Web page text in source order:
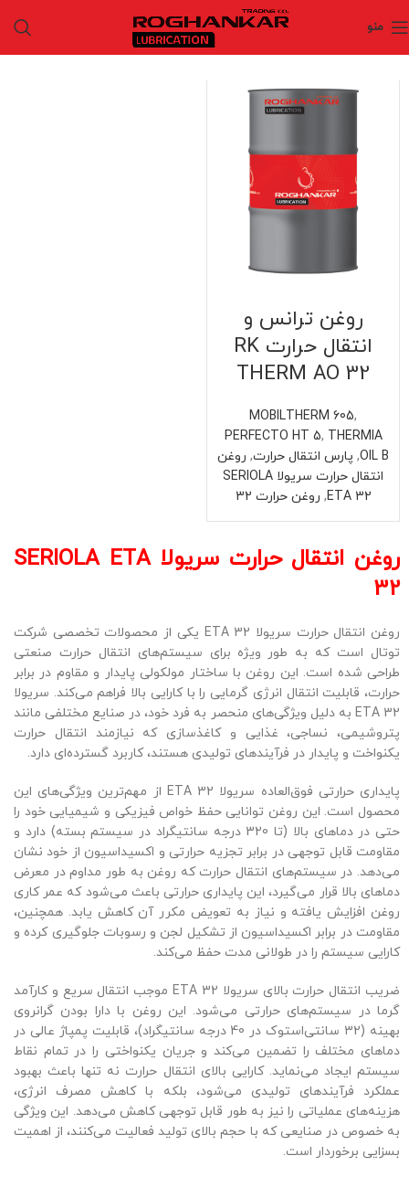
منو
روغن ترانس و
انتقال حرارت RK
THERM AO 32
MOBILTHERM 605,
PERFECTO HT 5, THERMIA
OIL B
, پارس انتقال حرارت, روغن
انتقال حرارت سریولا SERIOLA
ETA 32
, روغن حرارت 32
روغن انتقال حرارت سریولا SERIOLA ETA
32
روغن انتقال حرارت سریولا ETA 32 یکی از محصولات تخصصی شرکت
توتال است که به طور ویژه برای سیستم‌های انتقال حرارت صنعتی
طراحی شده است. این روغن با ساختار مولکولی پایدار و مقاوم در برابر
حرارت، قابلیت انتقال انرژی گرمایی را با کارایی بالا فراهم می‌کند. سریولا
ETA 32 به دلیل ویژگی‌های منحصر به فرد خود، در صنایع مختلفی مانند
پتروشیمی، نساجی، غذایی و کاغذسازی که نیازمند انتقال حرارت
یکنواخت و پایدار در فرآیندهای تولیدی هستند، کاربرد گسترده‌ای دارد.
پایداری حرارتی فوق‌العاده سریولا ETA 32 از مهم‌ترین ویژگی‌های این
محصول است. این روغن توانایی حفظ خواص فیزیکی و شیمیایی خود را
حتی در دماهای بالا (تا 320 درجه سانتیگراد در سیستم بسته) دارد و
مقاومت قابل توجهی در برابر تجزیه حرارتی و اکسیداسیون از خود نشان
می‌دهد. در سیستم‌های انتقال حرارت که روغن به طور مداوم در معرض
دماهای بالا قرار می‌گیرد، این پایداری حرارتی باعث می‌شود که عمر کاری
روغن افزایش یافته و نیاز به تعویض مکرر آن کاهش یابد. همچنین،
مقاومت در برابر اکسیداسیون از تشکیل لجن و رسوبات جلوگیری کرده و
کارایی سیستم را در طولانی مدت حفظ می‌کند.
ضریب انتقال حرارت بالای سریولا ETA 32 موجب انتقال سریع و کارآمد
گرما در سیستم‌های حرارتی می‌شود. این روغن با دارا بودن گرانروی
بهینه (32 سانتی‌استوک در 40 درجه سانتیگراد)، قابلیت پمپاژ عالی در
دماهای مختلف را تضمین می‌کند و جریان یکنواختی را در تمام نقاط
سیستم ایجاد می‌نماید. کارایی بالای انتقال حرارت نه تنها باعث بهبود
عملکرد فرآیندهای تولیدی می‌شود، بلکه با کاهش مصرف انرژی،
هزینه‌های عملیاتی را نیز به طور قابل توجهی کاهش می‌دهد. این ویژگی
به خصوص در صنایعی که با حجم بالای تولید فعالیت می‌کنند، از اهمیت
بسزایی برخوردار است.